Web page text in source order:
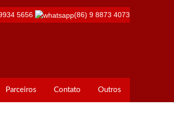
5656 (86) 9 8873 4073
Parceiros Contato Outros